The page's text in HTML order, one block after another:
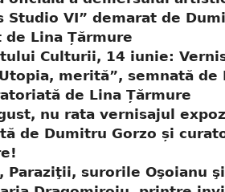
Studio VI” demarat de
Lina Țărmure
Culturii, 14 iunie:
merită”, semnată de
de Lina Țărmure
nu rata vernisajul
de Dumitru Gorzo și
Paraziţii, surorile Oşoianu